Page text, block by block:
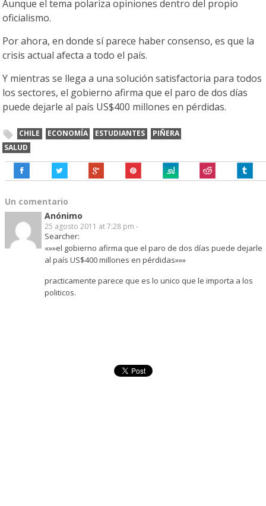
Aunque el tema polariza opiniones dentro del propio
oficialismo.
Por ahora, en donde sí parece haber consenso, es que la
crisis actual afecta a todo el país.
Y mientras se llega a una solución satisfactoria para todos
los sectores, el gobierno afirma que el paro de dos días
puede dejarle al país US$400 millones en pérdidas.
CHILE ECONOMÍA ESTUDIANTES
PIÑERA
SALUD
Un comentario
Anónimo
25 agosto 2011 at 7:28 pm -
Searcher:
«»»el gobierno afirma que el paro de dos días puede dejarle
al país US$400 millones en pérdidas»»»
practicamente parece que es lo unico que le importa a los
politicos.